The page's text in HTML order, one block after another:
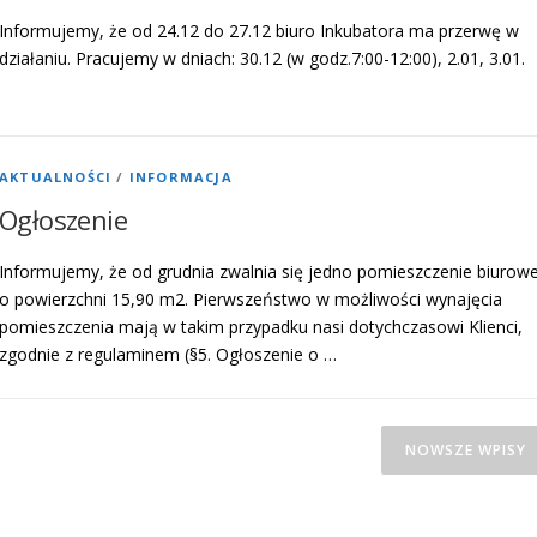
Informujemy, że od 24.12 do 27.12 biuro Inkubatora ma przerwę w
działaniu. Pracujemy w dniach: 30.12 (w godz.7:00-12:00), 2.01, 3.01.
AKTUALNOŚCI / INFORMACJA
Ogłoszenie
Informujemy, że od grudnia zwalnia się jedno pomieszczenie
o powierzchni 15,90 m2. Pierwszeństwo w możliwości wynajęcia
pomieszczenia mają w takim przypadku nasi dotychczasowi Klienci,
zgodnie z regulaminem (§5. Ogłoszenie o …
NOWSZE WPISY